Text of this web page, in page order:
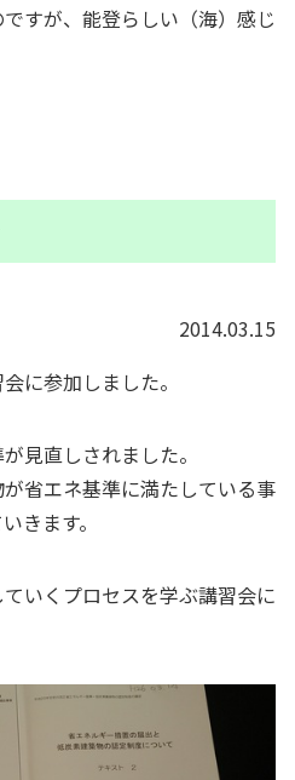
すが、能登らしい（海）感じ
2014.03.15
に参加しました。
見直しされました。
省エネ基準に満たしている事
きます。
いくプロセスを学ぶ講習会に